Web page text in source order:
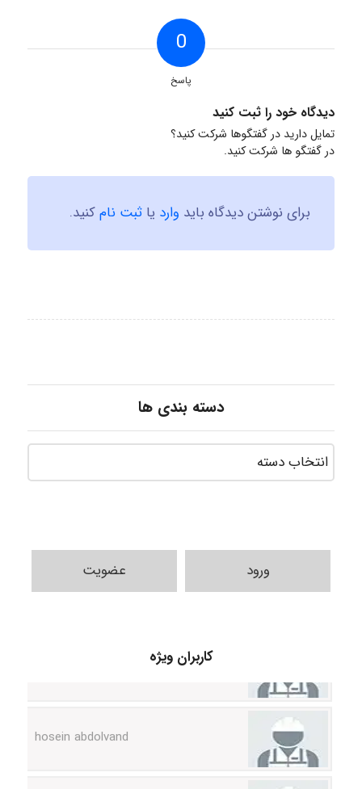
0
پاسخ
دیدگاه خود را ثبت کنید
تمایل دارید در گفتگوها شرکت کنید؟
در گفتگو ها شرکت کنید.
برای نوشتن دیدگاه باید وارد یا ثبت نامکنید.
دسته بندی ها
ورود عضویت
کاربران ویژه